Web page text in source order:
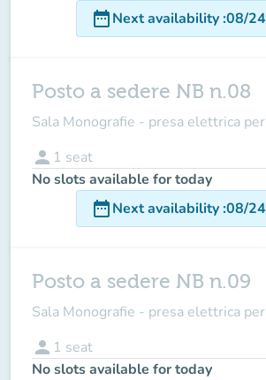
date_rangeNext availability:08/
Posto a sedere NB n.08
Sala Monografie - presa elettrica
person 1 seat
No slots available for today
date_rangeNext availability:08/
Posto a sedere NB n.09
Sala Monografie - presa elettrica
person 1 seat
No slots available for today